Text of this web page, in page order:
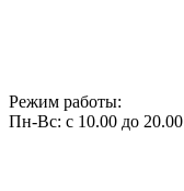
Режим работы:
Пн-Вс: с 10.00 до 20.00